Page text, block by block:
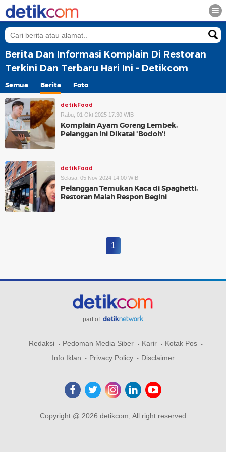
Berita Dan Informasi Komplain Di Restoran
Terkini Dan Terbaru Hari Ini - Detikcom
Semua Berita Foto
detikFood
Rabu, 01 Okt 2025 17:30 WIB
Komplain Ayam Goreng Lembek,
Pelanggan Ini Dikatai 'Bodoh'!
detikFood
Selasa, 05 Nov 2024 14:00 WIB
Pelanggan Temukan Kaca di Spaghetti,
Restoran Malah Respon Begini
1
part of
Redaksi Pedoman Media Siber Karir
Kotak Pos
Info Iklan
Privacy Policy Disclaimer
Copyright @ 2026 detikcom, All right reserved